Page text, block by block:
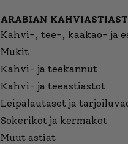
ARABIAN
Kahvi-, tee-, kaakao- ja
Mukit
Kahvi- ja teekannut
Kahvi- ja teeastiastot
Leipälautaset ja
Sokerikot ja kermakot
Muut astiat